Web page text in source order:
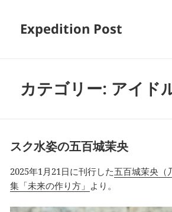
Expedition Post
カテゴリー: アイド
スク水姿の五百城茉央
2025年1月21日に刊行した五百城茉央（
集「未来の作り方」 より。